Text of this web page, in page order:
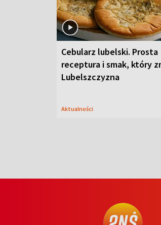
Cebularz lubelski. Prosta
receptura i smak, który
Lubelszczyzna
Aktualności